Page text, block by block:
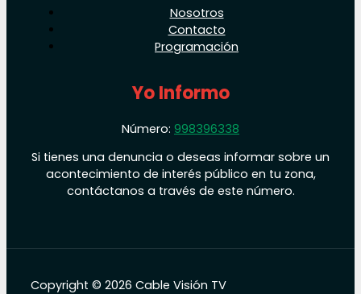
Nosotros
Contacto
Programación
Yo Informo
Número: 998396338
Si tienes una denuncia o deseas informar sobre un
acontecimiento de interés público en tu zona,
contáctanos a través de este número.
Copyright © 2026 Cable Visión TV